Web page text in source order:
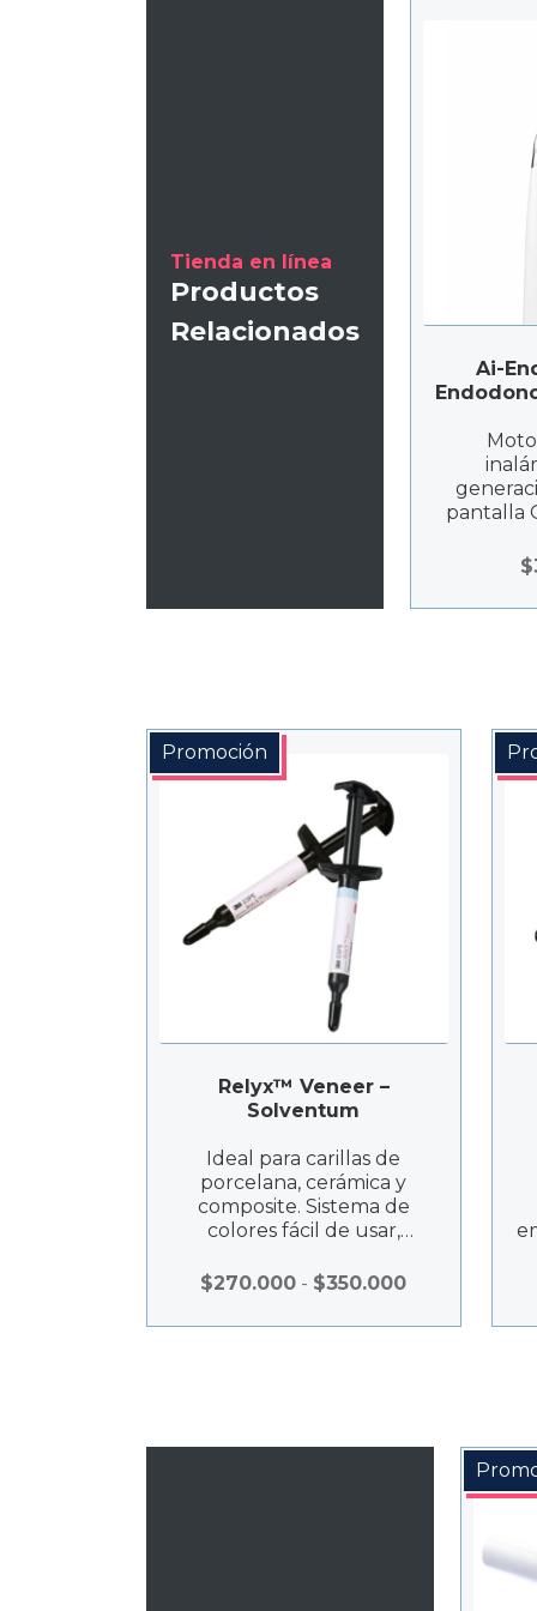
Tienda en línea
Productos
Relacionados
Ai-
pantalla
$
Promoción
Relyx™ Veneer –
Solventum
Ideal para carillas de
porcelana, cerámica y
composite. Sistema de
colores fácil de usar,
perfecta, y notable
$270.000 - $350.000Rango
$350.000